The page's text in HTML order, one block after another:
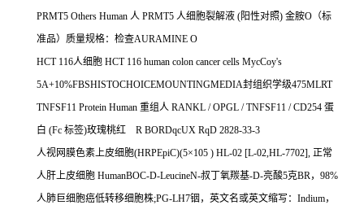
PRMT5 Others Human 人 PRMT5 人细胞裂解液 (阳性对照) 金胺O （标
准品）质量规格：检查AURAMINE O
HCT 116人细胞 HCT 116 human colon cancer cells MycCoy's
5A+10%FBSHISTOCHOICEMOUNTINGMEDIA封组织学级475MLRT
TNFSF11 Protein Human 重组人 RANKL / OPGL / TNFSF11 / CD254 蛋
白 (Fc 标签)玫瑰桃红 R BORDqcUX RqD 2828-33-3
人视网膜色素上皮细胞(HRPEpiC)(5×105 ) HL-02 [L-02,HL-7702], 正常
人肝上皮细胞 HumanBOC-D-LeucineN-叔丁氧羰基-D-亮酸5克BR， 98%
人肺巨细胞癌低转移细胞株;PG-LH7铟，英文名或英文缩写： Indium，